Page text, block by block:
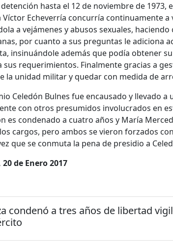
hasta el 12 de noviembre de 1973,
Víctor Echeverría concurría continuamente a
a vejámenes y abusos sexuales, haciendo
por cuanto a sus preguntas le adiciona
insinuándole además que podía obtener
sus requerimientos. Finalmente gracias a
la unidad militar y quedar con medida de
Celedón Bulnes fue encausado y llevado a
con otros presumidos involucrados en
es condenado a cuatro años y María
cargos, pero ambos se vieron forzados
que se conmuta la pena de presidio a
de Enero 2017
condenó a tres años de libertad